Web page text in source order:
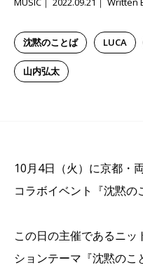
沈黙のことば LUCA
山内弘太
10月4日（火）に京都・
コラボイベント『沈黙の
この日の主催であるニ
ションテーマ『沈黙の